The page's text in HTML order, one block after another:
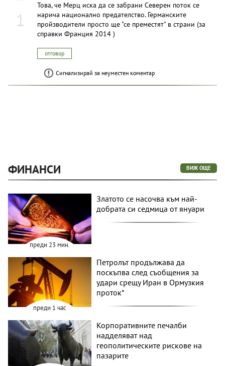
1
Това, че Мерц иска да се забрани Северен поток се
нарича национално предателство. Германските
пройзводители просто ще "се преместят" в страни (за
справки Франция 2014 )
отговор
Сигнализирай за неуместен коментар
ФИНАНСИ ВИЖ ОЩЕ
преди 23 мин.
Златото се насочва към най-
добрата си седмица от януари
преди 1 час
Петролът продължава да
поскъпва след съобщения за
удари срещу Иран в Ормузкия
проток*
Корпоративните печалби
надделяват над
геополитическите рискове на
пазарите